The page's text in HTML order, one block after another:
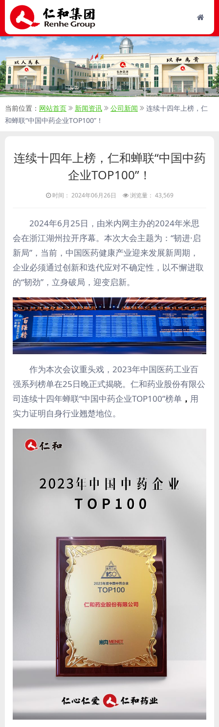
当前位置： 网站首页 新闻资讯 公司新闻
连续十四年上榜，仁
和蝉联“中国中药企业TOP100”！
连续十四年上榜，仁和蝉联“中国中药
企业TOP100”！
时间： 2024年06月26日 浏览量： 43,569
2024年6月25日，由米内网主办的2024年米思
会在浙江湖州拉开序幕。本次大会主题为：“韧进·启
新局”，当前，中国医药健康产业迎来发展新周期，
企业必须通过创新和迭代应对不确定性，以不懈进取
的“韧劲”，立身破局，迎变启新。
作为本次会议重头戏，2023年中国医药工业百
强系列榜单在25日晚正式揭晓。仁和药业股份有限公
司连续十四年蝉联“中国中药企业TOP100”榜单 ， 用
实力证明自身行业翘楚地位。